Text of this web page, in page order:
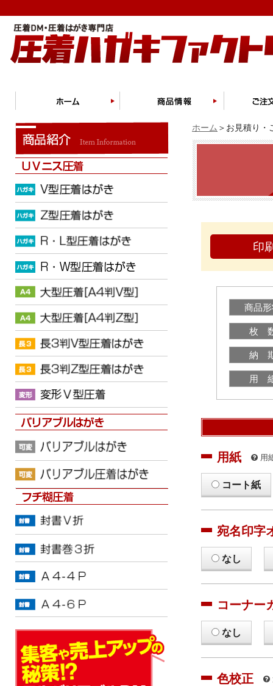
ホーム ＞お見積り・
印
商品
枚
納
用
用紙 用
コート紙
宛名印字
なし
コーナー
なし
色校正